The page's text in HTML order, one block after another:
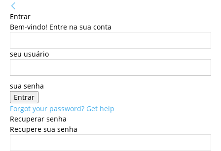
Entrar
Bem-vindo! Entre na sua conta
seu usuário
sua senha
Forgot your password? Get help
Recuperar senha
Recupere sua senha